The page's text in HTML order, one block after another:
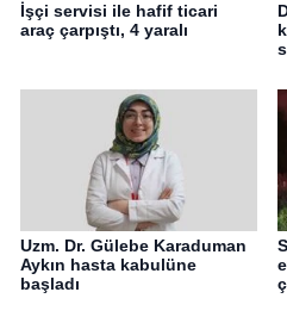
İşçi servisi ile hafif ticari
araç çarpıştı, 4 yaralı
Uzm. Dr. Gülebe Karaduman
Aykın hasta kabulüne
başladı